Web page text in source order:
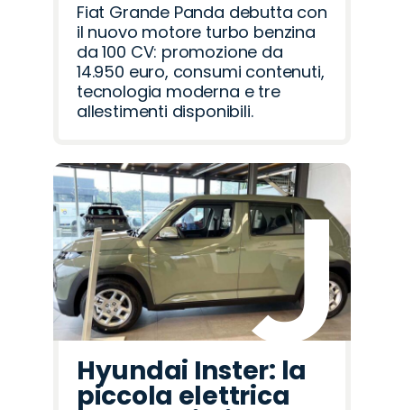
Fiat Grande Panda debutta con
il nuovo motore turbo benzina
da 100 CV: promozione da
14.950 euro, consumi contenuti,
tecnologia moderna e tre
allestimenti disponibili.
Hyundai Inster: la
piccola elettrica